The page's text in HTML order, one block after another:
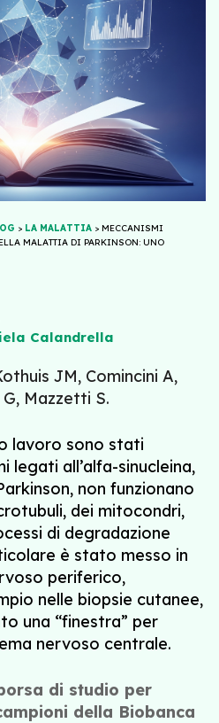
> LA MALATTIA > MECCANISMI
MALATTIA DI PARKINSON: UNO
Calandrella
JM, Comincini A,
Mazzetti S.
lavoro sono stati
legati all’alfa-sinucleina,
non funzionano
dei mitocondri,
di degradazione
è stato messo in
periferico,
nelle biopsie cutanee,
una “finestra” per
nervoso centrale.
di studio per
della Biobanca